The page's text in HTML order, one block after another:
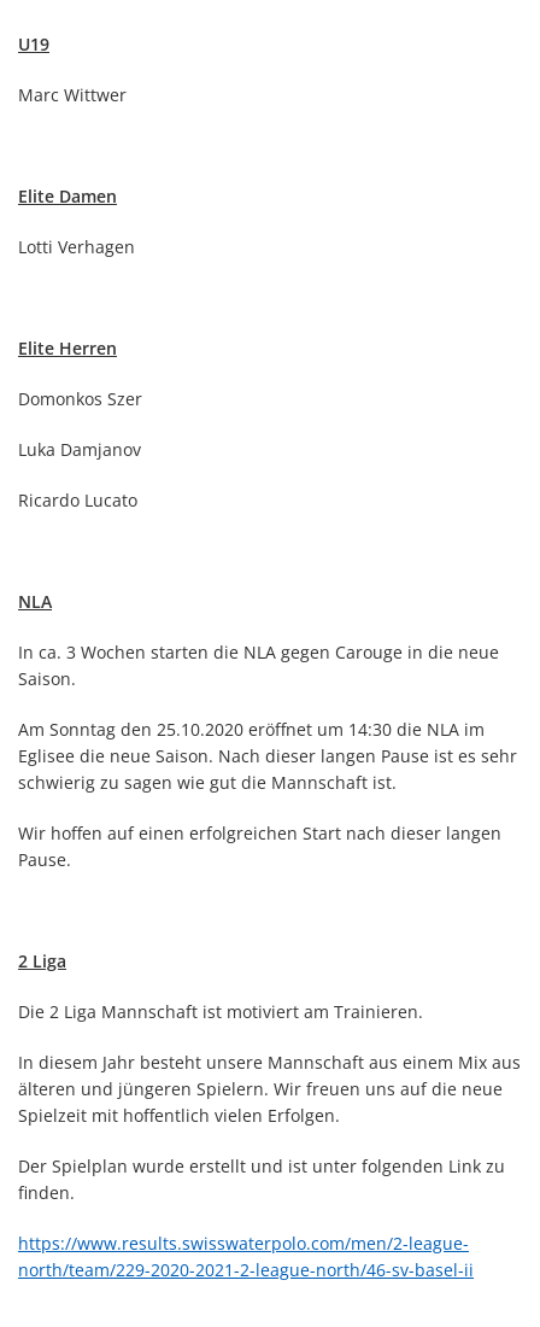
U19
Marc Wittwer
Elite Damen
Lotti Verhagen
Elite Herren
Domonkos Szer
Luka Damjanov
Ricardo Lucato
NLA
In ca. 3 Wochen starten die NLA gegen Carouge in die neue
Saison.
Am Sonntag den 25.10.2020 eröffnet um 14:30 die NLA im
Eglisee die neue Saison. Nach dieser langen Pause ist es sehr
schwierig zu sagen wie gut die Mannschaft ist.
Wir hoffen auf einen erfolgreichen Start nach dieser langen
Pause.
2 Liga
Die 2 Liga Mannschaft ist motiviert am Trainieren.
In diesem Jahr besteht unsere Mannschaft aus einem Mix aus
älteren und jüngeren Spielern. Wir freuen uns auf die neue
Spielzeit mit hoffentlich vielen Erfolgen.
Der Spielplan wurde erstellt und ist unter folgenden Link zu
finden.
https://www.results.swisswaterpolo.com/men/2-league-
north/team/229-2020-2021-2-league-north/46-sv-basel-ii